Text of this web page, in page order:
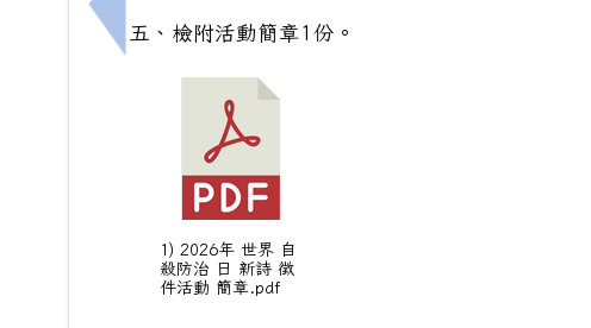
上一筆：[輔]轉知教育部「115年教育部生命教育
五、檢附活動簡章1份。
1) 2026年 世界 自
殺防治 日 新詩 徵
件活動 簡章.pdf